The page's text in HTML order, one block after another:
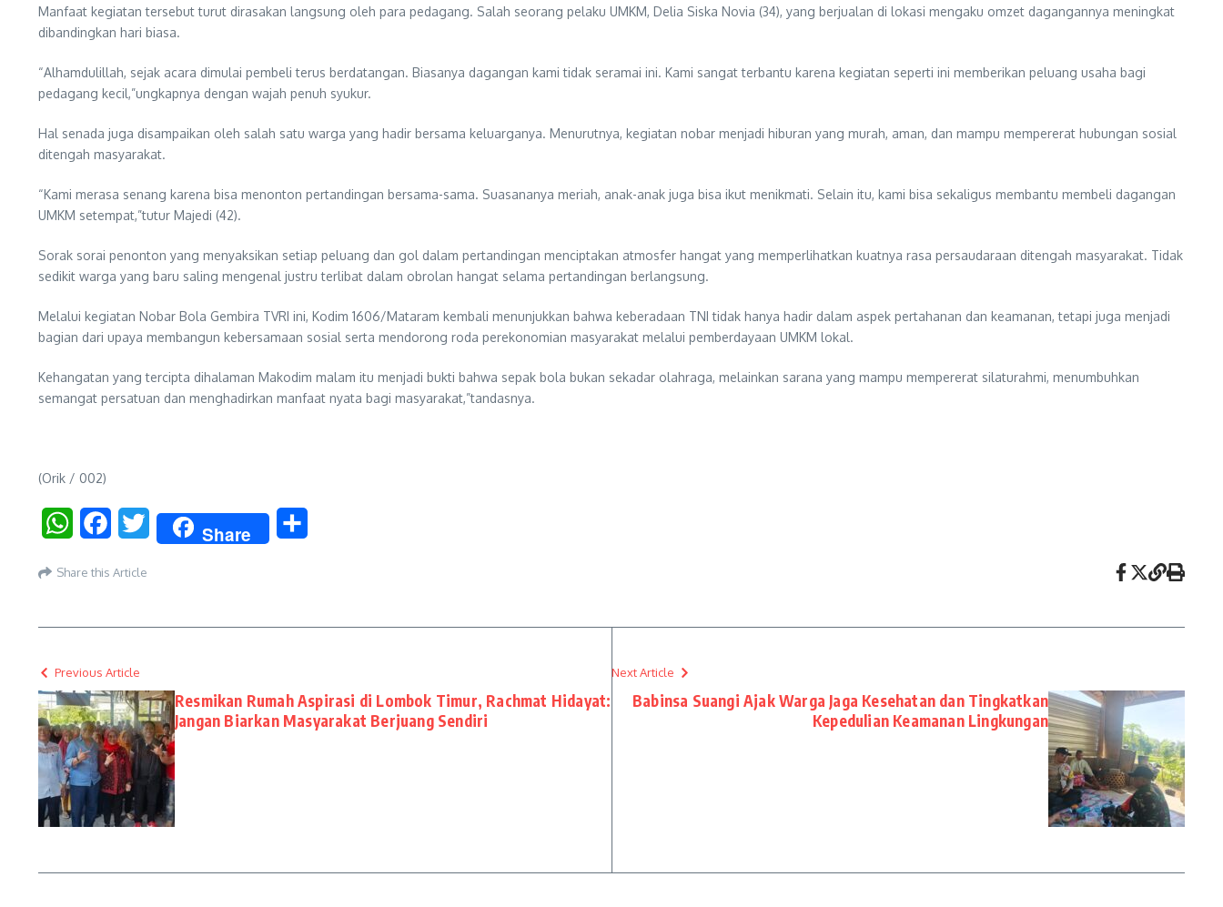
Manfaat kegiatan tersebut turut dirasakan langsung oleh para pedagang. Salah seorang pelaku UMKM, Delia Siska Novia (34), yang berjualan di lokasi mengaku omzet dagangannya meningkat
dibandingkan hari biasa.
“Alhamdulillah, sejak acara dimulai pembeli terus berdatangan. Biasanya dagangan kami tidak seramai ini. Kami sangat terbantu karena kegiatan seperti ini memberikan peluang usaha bagi
pedagang kecil,”ungkapnya dengan wajah penuh syukur.
Hal senada juga disampaikan oleh salah satu warga yang hadir bersama keluarganya. Menurutnya, kegiatan nobar menjadi hiburan yang murah, aman, dan mampu mempererat hubungan sosial
ditengah masyarakat.
“Kami merasa senang karena bisa menonton pertandingan bersama-sama. Suasananya meriah, anak-anak juga bisa ikut menikmati. Selain itu, kami bisa sekaligus membantu membeli dagangan
UMKM setempat,”tutur Majedi (42).
Sorak sorai penonton yang menyaksikan setiap peluang dan gol dalam pertandingan menciptakan atmosfer hangat yang memperlihatkan kuatnya rasa persaudaraan ditengah masyarakat. Tidak
sedikit warga yang baru saling mengenal justru terlibat dalam obrolan hangat selama pertandingan berlangsung.
Melalui kegiatan Nobar Bola Gembira TVRI ini, Kodim 1606/Mataram kembali menunjukkan bahwa keberadaan TNI tidak hanya hadir dalam aspek pertahanan dan keamanan, tetapi juga menjadi
bagian dari upaya membangun kebersamaan sosial serta mendorong roda perekonomian masyarakat melalui pemberdayaan UMKM lokal.
Kehangatan yang tercipta dihalaman Makodim malam itu menjadi bukti bahwa sepak bola bukan sekadar olahraga, melainkan sarana yang mampu mempererat silaturahmi, menumbuhkan
semangat persatuan dan menghadirkan manfaat nyata bagi masyarakat,”tandasnya.
(Orik / 002)
WhatsAppFacebookTwitter Share
Share this Article
Previous Article
Resmikan Rumah Aspirasi di Lombok Timur, Rachmat Hidayat:
Jangan Biarkan Masyarakat Berjuang Sendiri
Next Article
Babinsa Suangi Ajak Warga Jaga Kesehatan dan Tingkatkan
Kepedulian Keamanan Lingkungan